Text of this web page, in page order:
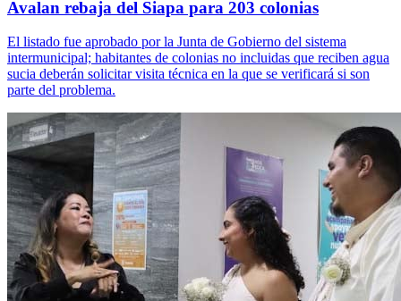
Avalan rebaja del Siapa para 203 colonias
El listado fue aprobado por la Junta de Gobierno del sistema
intermunicipal; habitantes de colonias no incluidas que reciben agua
sucia deberán solicitar visita técnica en la que se verificará si son
parte del problema.